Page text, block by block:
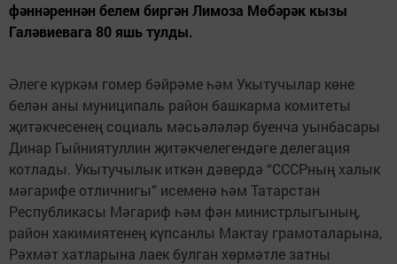
фәннәреннән белем биргән Лимоза Мөбәрәк кызы
Галәвиевага 80 яшь тулды.
Әлеге күркәм гомер бәйрәме һәм Укытучылар көне
белән аны муниципаль район башкарма комитеты
җитәкчесенең социаль мәсьәләләр буенча уынбасары
Динар Гыйниятуллин җитәкчелегендәге делегация
котлады. Укытучылык иткән дәвердә “СССРның халык
мәгарифе отличнигы” исеменә һәм Татарстан
Республикасы Мәгариф һәм фән министрлыгының,
район хакимиятенең күпсанлы Мактау грамоталарына,
Рәхмәт хатларына лаек булган хөрмәтле затны